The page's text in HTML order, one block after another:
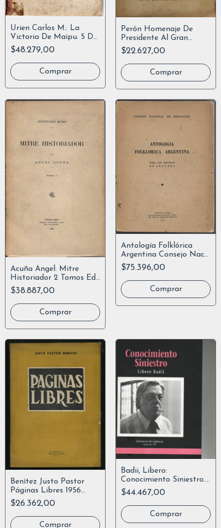
Urien Carlos M.: La
Victoria De Maipu. 5 De
Abril De 1818.
$48.279,00
Perón Homenaje De
Presidente Al Gran
Capitán San Martín
1950
$22.627,00
Acuña Ángel: Mitre
Historiador 2 Tomos Ed
Coni 1936
$38.887,00
Antología Folklórica
Argentina Consejo Nac
Educación 1940
$75.396,00
Benítez Justo Pastor
Páginas Libres 1956
Paraguay
$26.362,00
Badii, Libero:
Conocimiento Siniestro.
Otro Nieto, La Fuerza
$44.467,00